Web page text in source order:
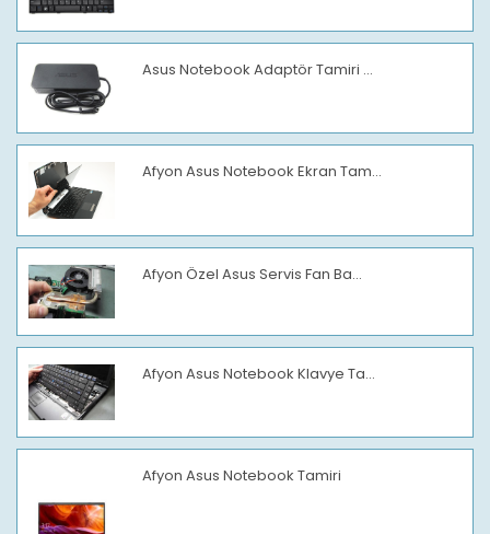
Asus Notebook Adaptör Tamiri ...
Afyon Asus Notebook Ekran Tam...
Afyon Özel Asus Servis Fan Ba...
Afyon Asus Notebook Klavye Ta...
Afyon Asus Notebook Tamiri